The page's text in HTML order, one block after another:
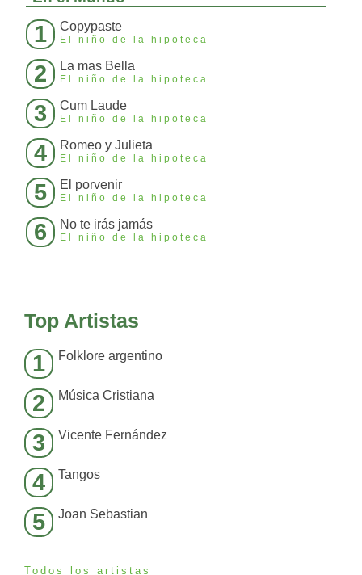
1 Copypaste
El niño de la hipoteca
2 La mas Bella
El niño de la hipoteca
3 Cum Laude
El niño de la hipoteca
4 Romeo y Julieta
El niño de la hipoteca
5 El porvenir
El niño de la hipoteca
6 No te irás jamás
El niño de la hipoteca
Top Artistas
1 Folklore argentino
2 Música Cristiana
3 Vicente Fernández
4 Tangos
5 Joan Sebastian
Todos los artistas